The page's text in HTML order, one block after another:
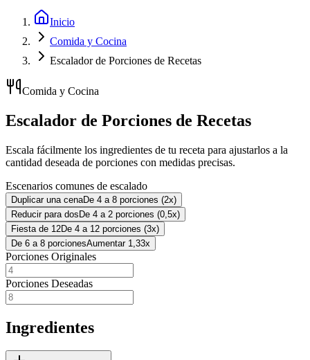
Inicio
Comida y Cocina
Escalador de Porciones de Recetas
Comida y Cocina
Escalador de Porciones de Recetas
Escala fácilmente los ingredientes de tu receta para ajustarlos a la
cantidad deseada de porciones con medidas precisas.
Escenarios comunes de escalado
Duplicar una cenaDe 4 a 8 porciones (2x)
Reducir para dosDe 4 a 2 porciones (0,5x)
Fiesta de 12De 4 a 12 porciones (3x)
De 6 a 8 porcionesAumentar 1,33x
Porciones Originales
Porciones Deseadas
Ingredientes